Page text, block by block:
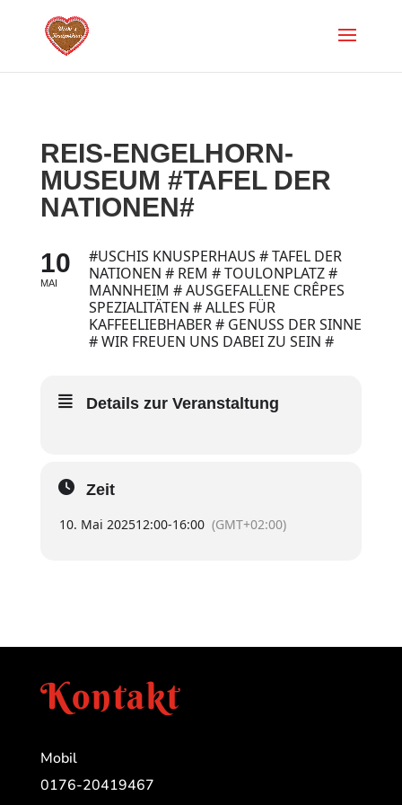
REIS-ENGELHORN-
MUSEUM #TAFEL DER
NATIONEN#
10
MAI
#USCHIS KNUSPERHAUS # TAFEL DER
NATIONEN # REM # TOULONPLATZ #
MANNHEIM # AUSGEFALLENE CRÊPES
SPEZIALITÄTEN # ALLES FÜR
KAFFEELIEBHABER # GENUSS DER SINNE
# WIR FREUEN UNS DABEI ZU SEIN #
Details zur Veranstaltung
Zeit
10. Mai 202512:00-16:00 (GMT+02:00)
Kontakt
Mobil
0176-20419467